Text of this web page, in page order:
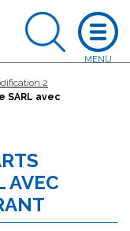
2
SARL avec
AVEC